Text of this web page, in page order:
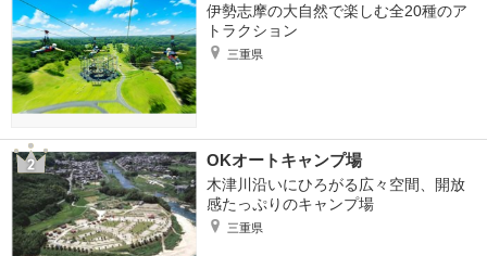
伊勢志摩の大自然で楽しむ全20種のア
トラクション
三重県
OKオートキャンプ場
木津川沿いにひろがる広々空間、開放
感たっぷりのキャンプ場
三重県